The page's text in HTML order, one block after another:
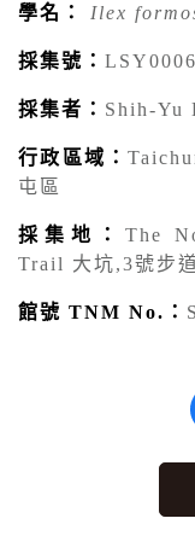
學名： Ilex
採集號：
採集者： Shih-Yu
行政區域：
屯區
採集地： The
Trail 大坑,3號步
館號 TNM No.：